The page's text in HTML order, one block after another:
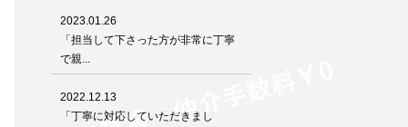
2023.01.26
「担当して下さった方が非常に丁寧
で親...
2022.12.13
「丁寧に対応していただきまし